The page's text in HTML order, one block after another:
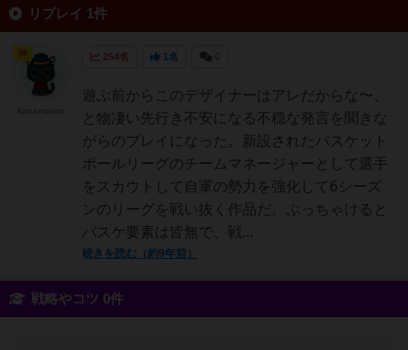
リプレイ 1件
254名 1名
遊ぶ前からこのデザイナーはアレだからな〜、
と物凄い先行き不安になる不穏な発言を聞きな
がらのプレイになった。新設されたバスケット
ボールリーグのチームマネージャーとして選手
をスカウトして自軍の勢力を強化して6シーズ
ンのリーグを戦い抜く作品だ。ぶっちゃけると
バスケ要素は皆無で、戦...
続きを読む（約9年前）
戦略やコツ 0件